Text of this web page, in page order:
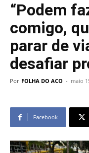
“Podem
comigo,
parar de
desafiar
Por FOLHA DO ACO - maio
Facebook